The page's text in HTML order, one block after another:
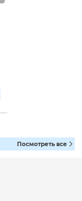
Посмотреть все